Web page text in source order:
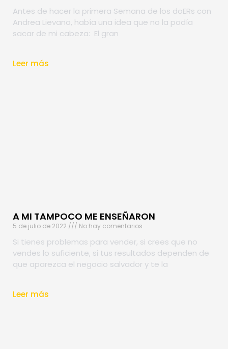
Antes de hacer la primera Semana de los doERs con
Andrea Lievano, había una idea que no la podía
sacar de mi cabeza: El gran
Leer más
A MI TAMPOCO ME ENSEÑARON
5 de julio de 2022 No hay comentarios
Si tienes problemas para vender, si crees que no
vendes lo suficiente, si tus resultados dependen de
que aparezca el negocio salvador y te la
Leer más